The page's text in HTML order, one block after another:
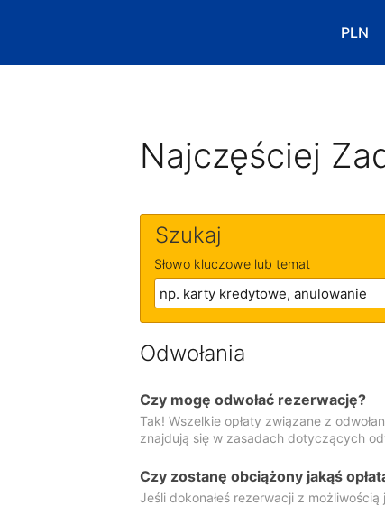
PLN
Najczęściej
Szukaj
Słowo kluczowe lub temat
Odwołania
Czy mogę odwołać rezerwację?
Tak! Wszelkie opłaty związane z
znajdują się w zasadach dotyczących
Czy zostanę obciążony jakąś
Jeśli dokonałeś rezerwacji z